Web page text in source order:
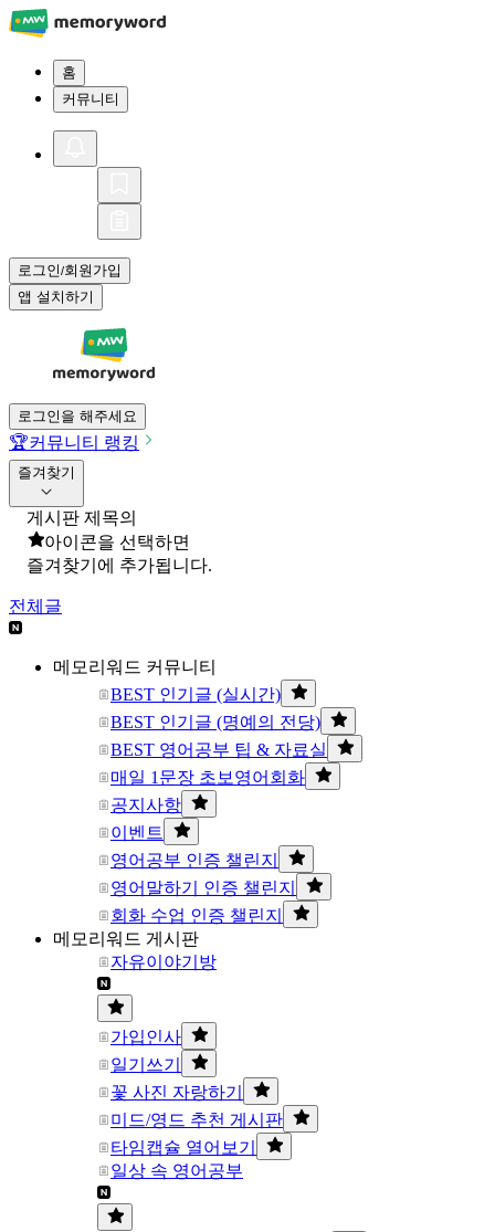
홈
커뮤니티
로그인/회원가입
앱 설치하기
로그인을 해주세요
🏆커뮤니티 랭킹
즐겨찾기
게시판 제목의
아이콘을 선택하면
즐겨찾기에 추가됩니다.
전체글
메모리워드 커뮤니티
BEST 인기글 (실시간)
BEST 인기글 (명예의 전당)
BEST 영어공부 팁 & 자료실
매일 1문장 초보영어회화
공지사항
이벤트
영어공부 인증 챌린지
영어말하기 인증 챌린지
회화 수업 인증 챌린지
메모리워드 게시판
자유이야기방
가입인사
일기쓰기
꽃 사진 자랑하기
미드/영드 추천 게시판
타임캡슐 열어보기
일상 속 영어공부